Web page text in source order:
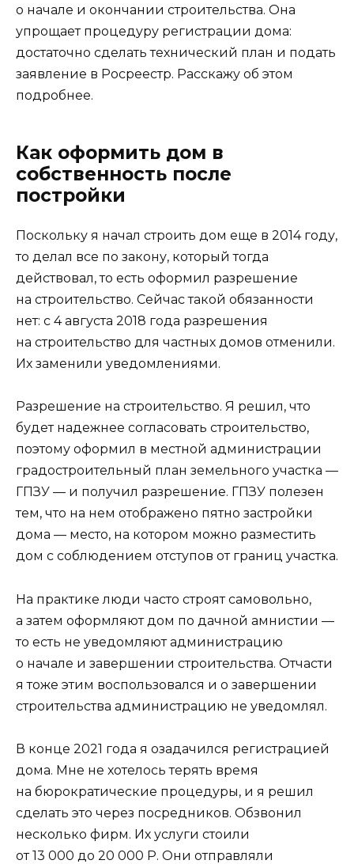
о начале и окончании строительства. Она
упрощает процедуру регистрации дома:
достаточно сделать технический план и подать
заявление в Росреестр. Расскажу об этом
подробнее.
Как оформить дом в
собственность после
постройки
Поскольку я начал строить дом еще в 2014 году,
то делал все по закону, который тогда
действовал, то есть оформил разрешение
на строительство. Сейчас такой обязанности
нет: с 4 августа 2018 года разрешения
на строительство для частных домов отменили.
Их заменили уведомлениями.
Разрешение на строительство. Я решил, что
будет надежнее согласовать строительство,
поэтому оформил в местной администрации
градостроительный план земельного участка —
ГПЗУ — и получил разрешение. ГПЗУ полезен
тем, что на нем отображено пятно застройки
дома — место, на котором можно разместить
дом с соблюдением отступов от границ участка.
На практике люди часто строят самовольно,
а затем оформляют дом по дачной амнистии —
то есть не уведомляют администрацию
о начале и завершении строительства. Отчасти
я тоже этим воспользовался и о завершении
строительства администрацию не уведомлял.
В конце 2021 года я озадачился регистрацией
дома. Мне не хотелось терять время
на бюрократические процедуры, и я решил
сделать это через посредников. Обзвонил
несколько фирм. Их услуги стоили
от 13 000 до 20 000 Р. Они отправляли